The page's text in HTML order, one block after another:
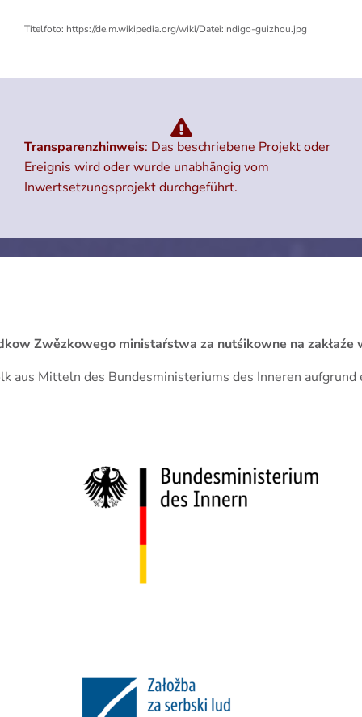
Titelfoto: https://de.m.wikipedia.org/wiki/Datei:Indigo-guizhou.jpg
Transparenzhinweis: Das beschriebene Projekt oder
Ereignis wird oder wurde unabhängig vom
Inwertsetzungsprojekt durchgeführt.
Zwězkowego ministaŕstwa za nutśikowne na
aus Mitteln des Bundesministeriums des Inneren